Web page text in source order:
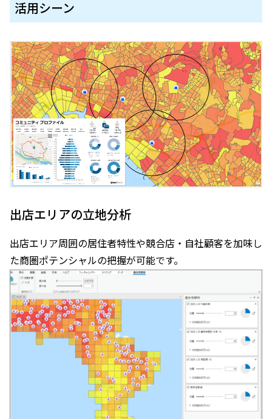
活用シーン
出店エリアの立地分析
出店エリア周囲の居住者特性や競合店・自社顧客を加味し
た商圏ポテンシャルの把握が可能です。